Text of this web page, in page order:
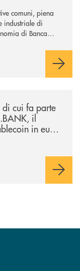
comuni, piena
industriale di
di Banca
dell’operazione.
di cui fa parte
il
in euro